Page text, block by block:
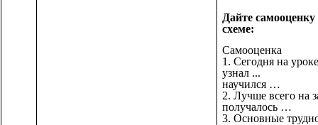
Дайте самооценку
схеме:
Самооценка
1. Сегодня на
узнал ...
научился …
2. Лучше всего на
получалось …
3. Основные